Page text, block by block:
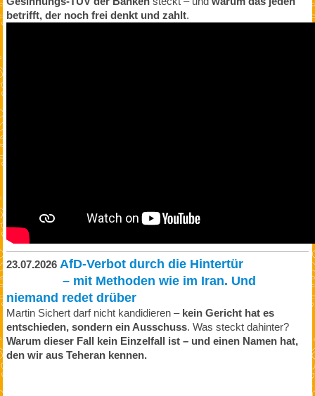
betrifft, der noch frei denkt und zahlt.
23.07.2026 AfD-Verbot durch die Hintertür
– mit Methoden wie im Iran. Und
niemand redet drüber
Martin Sichert darf nicht kandidieren – kein Gericht hat es
entschieden, sondern ein Ausschuss. Was steckt dahinter?
Warum dieser Fall kein Einzelfall ist – und einen Namen hat,
den wir aus Teheran kennen.